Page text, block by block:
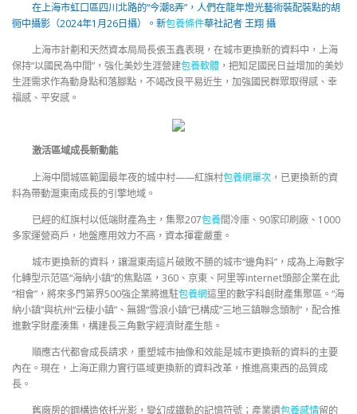
在上海市虹口區四川北路的“今潮8弄”，人們在龍年燈光藝術裝配裝點的胡
衕中攝影（2024年1月26日攝）。 新包養條件華社記者 王翔 攝
上海市計劃和天然資本局局長張玉鑫表現，在城市更換新的資料中，上海
保持“以國民為中間”，強化美妙生涯營建包養軟體 ，把知足國民日益增加的美妙
生涯需求作為動身點和落腳點，不竭改良平易近生，加強國民群眾取得感、幸
福感、平安感。
激活區域成長新動能
上海中間城區範圍最年夜的城中村——紅旗村包養網單次，已更換新的資
料為帶動滬東南成長的引擎地域。
已經的紅旗村以低端財產為主，集聚207包養間冷庫、90家印刷廠、1000
多家運營商戶，地盤應用效力不高，資本揮霍嚴重。
城市更換新的資料，讓滬東南這片破敗不勝的城市“邊角料”，成為上海數字
化轉型示范區“海納小鎮”的焦點區，360、京東、阿里等internet頭部企業在此
“相會”，將來多門第界500強企業將進駐包養網這里的數字科創財產集聚區。“海
納小鎮”與杭州“云棲小鎮”、無錫“雪浪小鎮”已構成“三地三鎮聯念頭制”，配合推
進數字財產湊集，構建長三角數字經濟財產生態。
順應古代都會成長請求，重塑城市抽像和效能是城市更換新的資料的主要
內在。現在，上海正鼎力實行區域更換新的資料改革，推進高東西的品質成
長。
舊廠房的鋼構造依托光影，變幻成鐵軌的記憶符號；產業遺包養感情留的